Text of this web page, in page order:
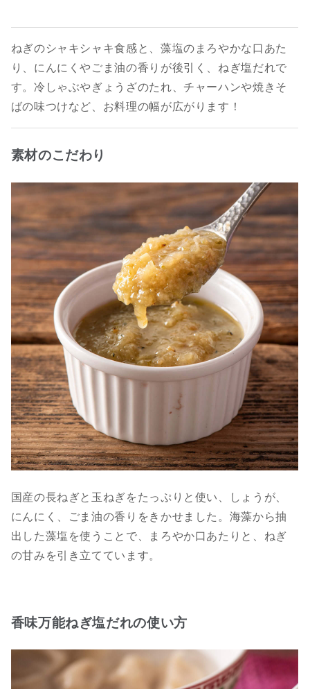
ねぎのシャキシャキ食感と、藻塩のまろやかな口あた
り、にんにくやごま油の香りが後引く、ねぎ塩だれで
す。冷しゃぶやぎょうざのたれ、チャーハンや焼きそ
ばの味つけなど、お料理の幅が広がります！
素材のこだわり
国産の長ねぎと玉ねぎをたっぷりと使い、しょうが、
にんにく、ごま油の香りをきかせました。海藻から抽
出した藻塩を使うことで、まろやか口あたりと、ねぎ
の甘みを引き立てています。
香味万能ねぎ塩だれの使い方